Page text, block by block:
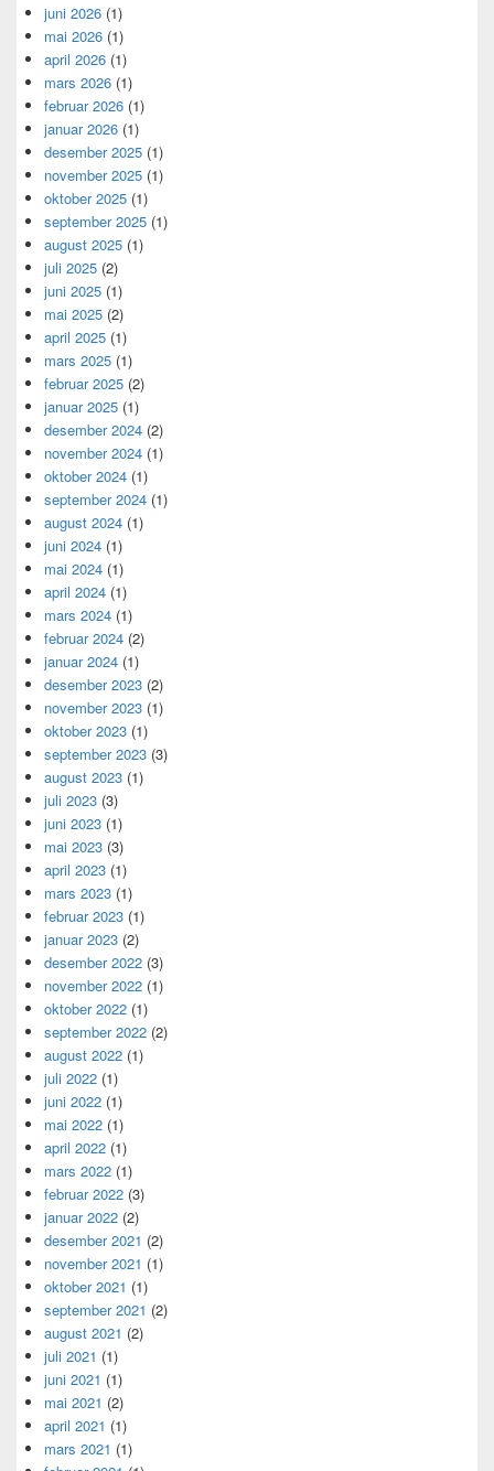
juni 2026 (1)
mai 2026 (1)
april 2026 (1)
mars 2026 (1)
februar 2026 (1)
januar 2026 (1)
desember 2025 (1)
november 2025 (1)
oktober 2025 (1)
september 2025 (1)
august 2025 (1)
juli 2025 (2)
juni 2025 (1)
mai 2025 (2)
april 2025 (1)
mars 2025 (1)
februar 2025 (2)
januar 2025 (1)
desember 2024 (2)
november 2024 (1)
oktober 2024 (1)
september 2024 (1)
august 2024 (1)
juni 2024 (1)
mai 2024 (1)
april 2024 (1)
mars 2024 (1)
februar 2024 (2)
januar 2024 (1)
desember 2023 (2)
november 2023 (1)
oktober 2023 (1)
september 2023 (3)
august 2023 (1)
juli 2023 (3)
juni 2023 (1)
mai 2023 (3)
april 2023 (1)
mars 2023 (1)
februar 2023 (1)
januar 2023 (2)
desember 2022 (3)
november 2022 (1)
oktober 2022 (1)
september 2022 (2)
august 2022 (1)
juli 2022 (1)
juni 2022 (1)
mai 2022 (1)
april 2022 (1)
mars 2022 (1)
februar 2022 (3)
januar 2022 (2)
desember 2021 (2)
november 2021 (1)
oktober 2021 (1)
september 2021 (2)
august 2021 (2)
juli 2021 (1)
juni 2021 (1)
mai 2021 (2)
april 2021 (1)
mars 2021 (1)